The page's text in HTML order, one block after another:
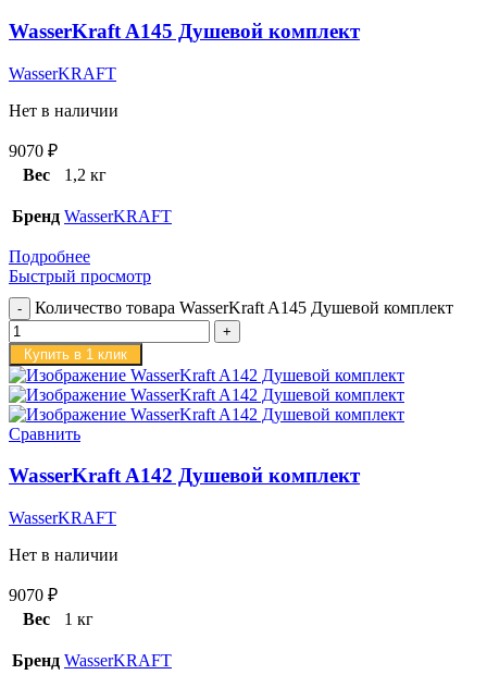
WasserKraft A145 Душевой комплект
WasserKRAFT
Нет в наличии
9070 ₽
Вес
1,2 кг
Бренд WasserKRAFT
Подробнее
Быстрый просмотр
Количество товара WasserKraft A145 Душевой комплект
Купить в 1 клик
Сравнить
WasserKraft A142 Душевой комплект
WasserKRAFT
Нет в наличии
9070 ₽
Вес
1 кг
Бренд WasserKRAFT